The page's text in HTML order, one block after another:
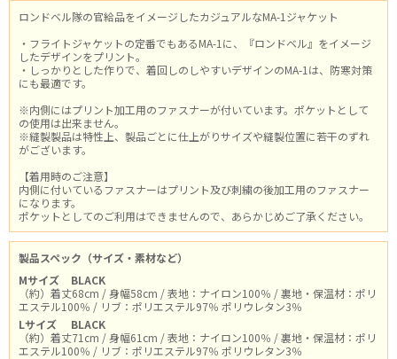
ロンドベル隊の官給品をイメージしたカジュアルなMA-1ジャケット
・フライトジャケットの定番でもあるMA-1に、『ロンドベル』をイメージ
したデザインをプリント。
・しっかりとした作りで、着回しのしやすいデザインのMA-1は、防寒対策
にも最適です。
※内側にはプリント加工用のファスナーが付いています。ポケットとして
の使用は出来ません。
※縫製製品は特性上、製品ごとに仕上がりサイズや縫製位置に若干のずれ
がございます。
【着用時のご注意】
内側に付いているファスナーはプリント及び刺繍の後加工用のファスナー
になります。
ポケットとしてのご利用はできませんので、あらかじめご了承ください。
製品スペック（サイズ・素材など）
Mサイズ
BLACK
（約）着丈68cm / 身幅58cm / 表地：ナイロン100％ / 裏地・保温材：ポリ
エステル100％ / リブ：ポリエステル97％ ポリウレタン3％
Lサイズ
BLACK
（約）着丈71cm / 身幅61cm / 表地：ナイロン100％ / 裏地・保温材：ポリ
エステル100％ / リブ：ポリエステル97％ ポリウレタン3％